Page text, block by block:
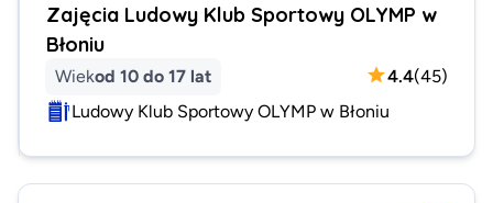
Zajęcia Ludowy Klub Sportowy OLYMP w
Błoniu
Wiekod 10 do 17 lat 4.4(45)
Ludowy Klub Sportowy OLYMP w Błoniu